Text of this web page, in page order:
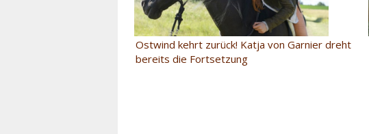
Ostwind kehrt zurück! Katja von Garnier dreht
bereits die Fortsetzung